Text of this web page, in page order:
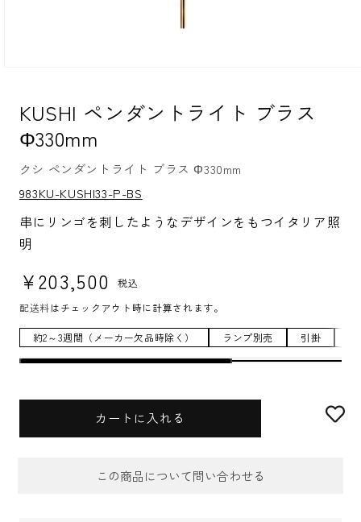
KUSHI ペンダントライト ブラス
Φ330mm
クシ ペンダントライト ブラス Φ330mm
S
K
U:
983KU-KUSHI33-P-BS
串にリンゴを刺したようなデザインをもつイタリア照
明
通常価格
¥203,500
税込
配送料はチェックアウト時に計算されます。
約2～3週間（メーカー欠品時除く） ランプ別売 引掛
カートに入れる
この商品について問い合わせる